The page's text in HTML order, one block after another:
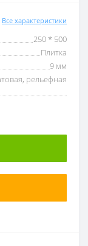
Все характеристики
250 * 500
Плитка
9 мм
рельефная